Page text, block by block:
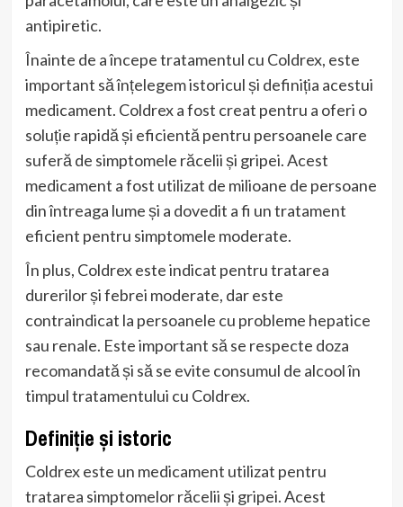
antipiretic.
Înainte de a începe tratamentul cu Coldrex, este
important să înțelegem istoricul și definiția acestui
medicament. Coldrex a fost creat pentru a oferi o
soluție rapidă și eficientă pentru persoanele care
suferă de simptomele răcelii și gripei. Acest
medicament a fost utilizat de milioane de persoane
din întreaga lume și a dovedit a fi un tratament
eficient pentru simptomele moderate.
În plus, Coldrex este indicat pentru tratarea
durerilor și febrei moderate, dar este
contraindicat la persoanele cu probleme hepatice
sau renale. Este important să se respecte doza
recomandată și să se evite consumul de alcool în
timpul tratamentului cu Coldrex.
Definiție și istoric
Coldrex este un medicament utilizat pentru
tratarea simptomelor răcelii și gripei. Acest